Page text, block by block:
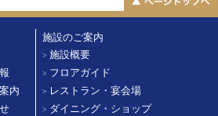
内
施設のご案内
> 施設概要
> フロアガイド
> レストラン・宴会場
> ダイニング・ショップ